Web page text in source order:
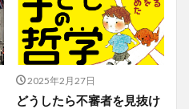
2025年2月27日
どうしたら不審者を見抜け